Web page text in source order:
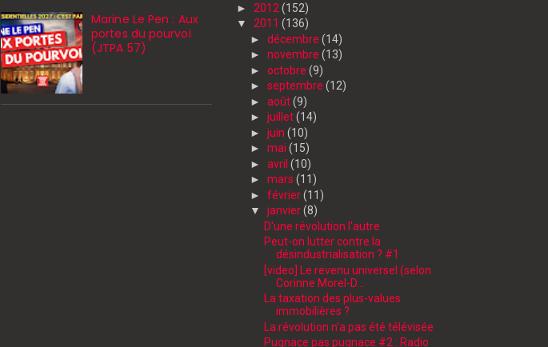
Marine Le Pen : Aux
portes du pourvoi
(JTPA 57)
► 2012 (152)
▼ 2011 (136)
► décembre (14)
► novembre (13)
► octobre (9)
► septembre (12)
► août(9)
► juillet(14)
► juin (10)
► mai (15)
► avril (10)
► mars (11)
► février(11)
▼ janvier(8)
D'une révolution l'autre
Peut-on lutter contre la
désindustrialisation ? #1
[video] Le revenu universel (selon
Corinne Morel-D...
La taxation des plus-values
immobilières ?
La révolution n'a pas été télévisée
Pugnace pas pugnace #2 : Radio